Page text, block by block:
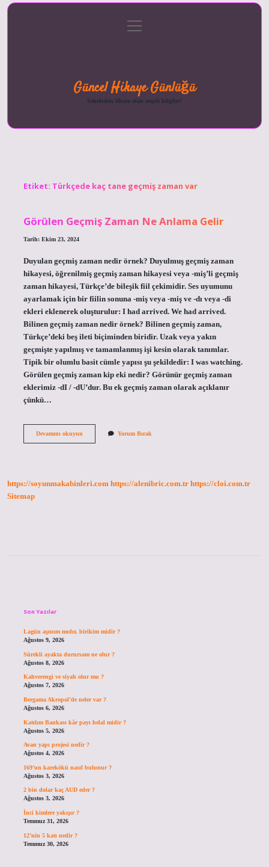
menüyü
aç
Güncel Hikaye Günlüğü
Sektörden ilham alan neşeli bilgiler!
Etiket: Türkçede kaç tane geçmiş zaman var
Görülen Geçmiş Zaman Ne Anlama Gelir
Tarih: Ekim 23, 2024
Duyulan geçmiş zaman nedir örnek? Duyulmuş geçmiş zaman
hikayesi, öğrenilmiş geçmiş zaman hikayesi veya -miş’li geçmiş
zaman hikayesi, Türkçe’de bileşik fiil çekimidir. Ses uyumunu
ayarlamak için bir fiilin sonuna -miş veya -miş ve -dı veya -di
ekleri eklenerek oluşturulur: I had arrived. We had arrived.
Bilinen geçmiş zaman nedir örnek? Bilinen geçmiş zaman,
Türkçe’deki beş ileti biçiminden biridir. Uzak veya yakın
geçmişte yapılmış ve tamamlanmış işi kesin olarak tanımlar.
Tipik bir olumlu basit cümle yapısı şu şekildedir: I was watching.
Görülen geçmiş zaman kip eki nedir? Görünür geçmiş zaman
eklerimiz -dI / -dU’dur. Bu ek geçmiş zaman olarak açıklanır
çünkü…
Devamını okuyunGörülen
Yorum Bırak
https://soyunmakabinleri.com https://alenibric.com.tr https://cloi.com.tr
Sitemap
Son Yazılar
Lagün aşınım mıdır, birikim midir ?
Ağustos 9, 2026
Sürekli ayakta durursam ne olur ?
Ağustos 8, 2026
Kahverengi ve siyah olur mu ?
Ağustos 7, 2026
Bergama Akropol’de neler var ?
Ağustos 6, 2026
Katılım Bankası kâr payı helal midir ?
Ağustos 5, 2026
Avan yapı projesi nedir ?
Ağustos 4, 2026
169’un karekökü nasıl bulunur ?
Ağustos 3, 2026
2 bin dolar kaç AUD eder ?
Ağustos 3, 2026
İnci kimlere yakışır ?
Temmuz 31, 2026
12’nin 5 katı nedir ?
Temmuz 30, 2026